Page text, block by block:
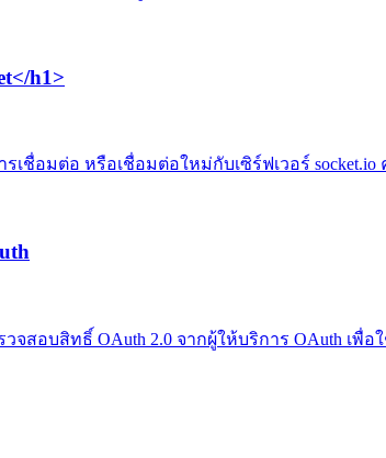
h1>
เชื่อมต่อ หรือเชื่อมต่อใหม่กับเซิร์ฟเวอร์
สอบสิทธิ์ OAuth 2.0 จากผู้ให้บริการ OAuth เพื่อ